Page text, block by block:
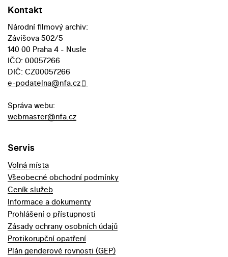
Kontakt
Národní filmový archiv:
Závišova 502/5
140 00 Praha 4 - Nusle
IČO: 00057266
DIČ: CZ00057266
e-podatelna@nfa.cz
Správa webu:
webmaster@nfa.cz
Servis
Volná místa
Všeobecné obchodní podmínky
Ceník služeb
Informace a dokumenty
Prohlášení o přístupnosti
Zásady ochrany osobních údajů
Protikorupční opatření
Plán genderové rovnosti (GEP)